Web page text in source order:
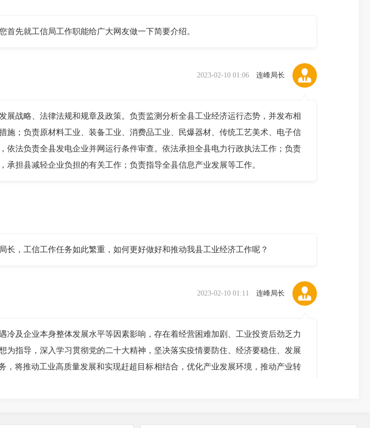
先就工信局工作职能给广大网友做一下简要介绍。
2023-02-10 01:06 连峰局长
战略、法律法规和规章及政策。负责监测分析全县工业经济运行态势，并发布相
；负责原材料工业、装备工业、消费品工业、民爆器材、传统工艺美术、电子信
法负责全县发电企业并网运行条件审查。依法承担全县电力行政执法工作；负责
担县减轻企业负担的有关工作；负责指导全县信息产业发展等工作。
，工信工作任务如此繁重，如何更好做好和推动我县工业经济工作呢？
2023-02-10 01:11 连峰局长
及企业本身整体发展水平等因素影响，存在着经营困难加剧、工业投资后劲乏力
指导，深入学习贯彻党的二十大精神，坚决落实疫情要防住、经济要稳住、发展
将推动工业高质量发展和实现赶超目标相结合，优化产业发展环境，推动产业转